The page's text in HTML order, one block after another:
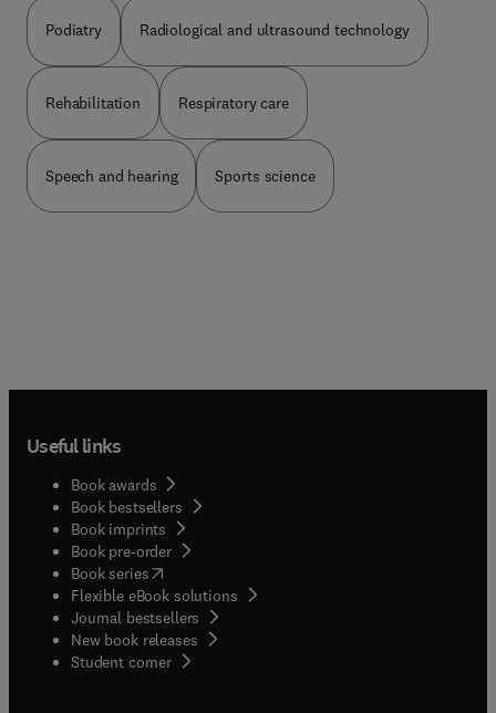
Podiatry Radiological and ultrasound technology
Rehabilitation Respiratory care
Speech and hearing Sports science
Useful links
Book awards
Book bestsellers
Book imprints
Book pre-order
Book series(opens in new tab/window
Flexible eBook solutions
Journal bestsellers
New book releases
Student corner( opens in new tab/window